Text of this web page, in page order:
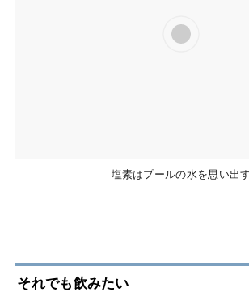
塩素はプールの水を思い出す
それでも飲みたい